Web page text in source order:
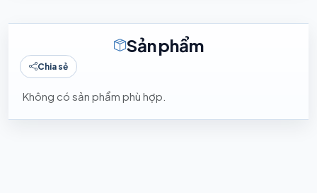
Sản phẩm
Chia sẻ
Không có sản phẩm phù hợp.